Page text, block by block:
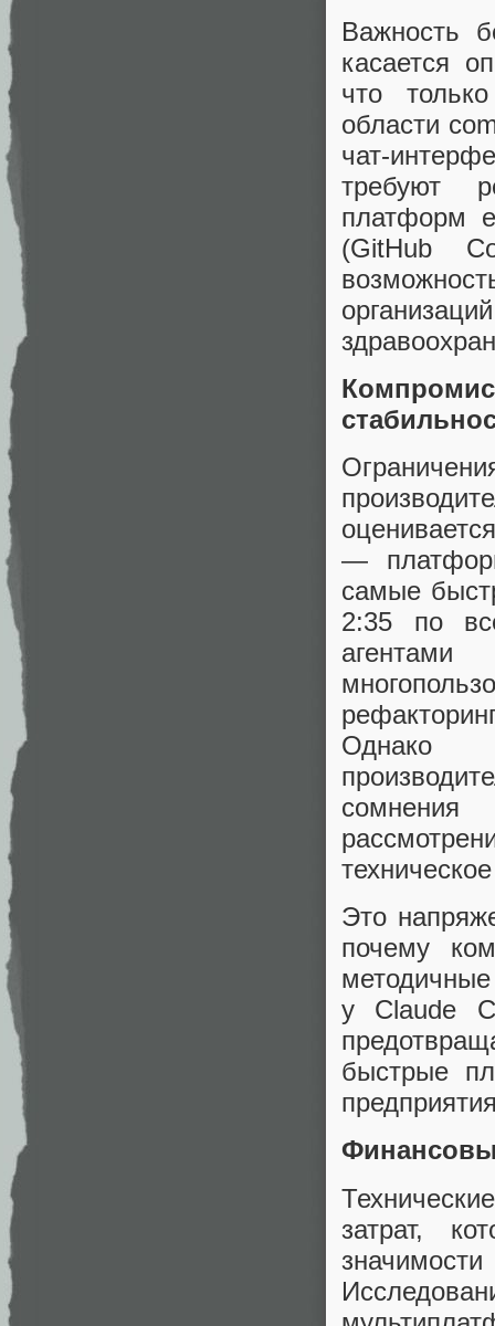
Важность
касается
что
области
чат-
требуют
платформ
(GitHub
—
самые
2:35 по
Однако
Это
почему
у Claude
быстрые
затрат,